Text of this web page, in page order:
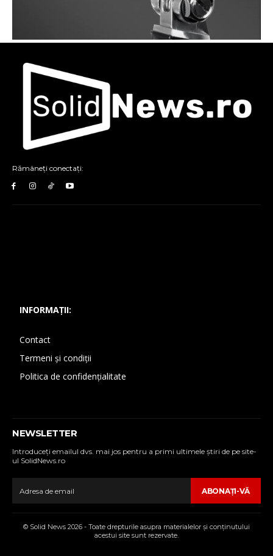
Rămâneți conectați:
INFORMAȚII:
Contact
Termeni și condiții
Politica de confidențialitate
NEWSLETTER
Introduceţi emailul dvs. mai jos pentru a primi ultimele ştiri de pe site-
ul SolidNews.ro
ABONAŢI-VĂ
© Solid News 2026 - Toate drepturile asupra materialelor şi conţinutului
acestui site sunt rezervate.